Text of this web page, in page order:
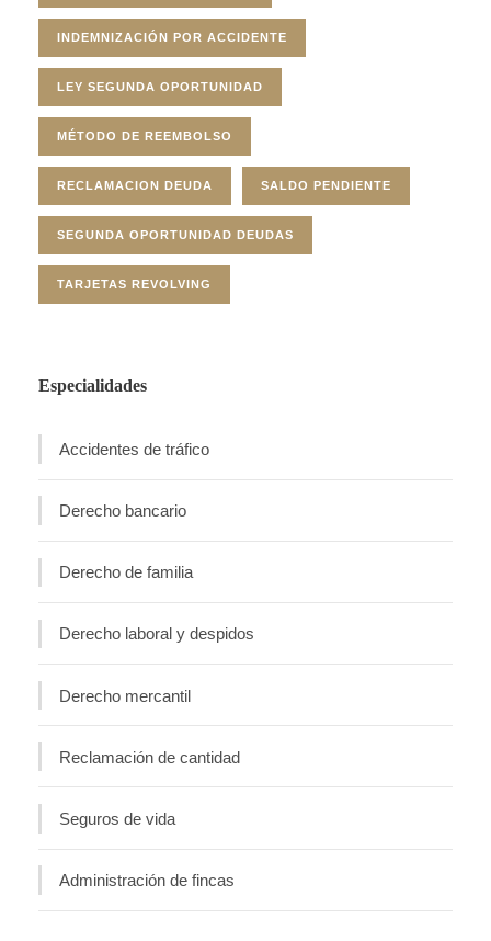
INDEMNIZACIÓN POR ACCIDENTE
LEY SEGUNDA OPORTUNIDAD
MÉTODO DE REEMBOLSO
RECLAMACION DEUDA SALDO PENDIENTE
SEGUNDA OPORTUNIDAD DEUDAS
TARJETAS REVOLVING
Especialidades
Accidentes de tráfico
Derecho bancario
Derecho de familia
Derecho laboral y despidos
Derecho mercantil
Reclamación de cantidad
Seguros de vida
Administración de fincas